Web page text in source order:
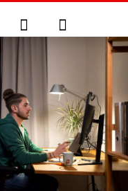
Suche Anmelden